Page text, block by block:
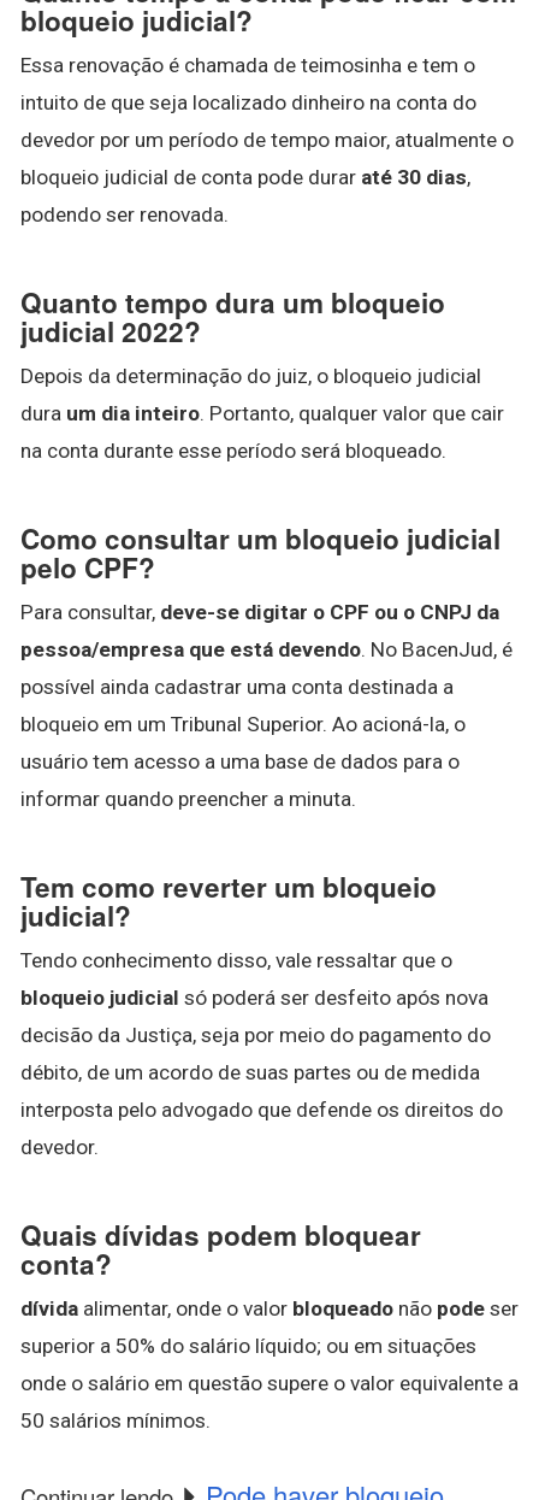
bloqueio judicial?
Essa renovação é chamada de teimosinha e tem o
intuito de que seja localizado dinheiro na conta do
devedor por um período de tempo maior, atualmente o
bloqueio judicial de conta pode durar até 30 dias,
podendo ser renovada.
Quanto tempo dura um bloqueio
judicial 2022?
Depois da determinação do juiz, o bloqueio judicial
dura um dia inteiro. Portanto, qualquer valor que cair
na conta durante esse período será bloqueado.
Como consultar um bloqueio judicial
pelo CPF?
Para consultar, deve-se digitar o CPF ou o CNPJ da
pessoa/empresa que está devendo. No BacenJud, é
possível ainda cadastrar uma conta destinada a
bloqueio em um Tribunal Superior. Ao acioná-la, o
usuário tem acesso a uma base de dados para o
informar quando preencher a minuta.
Tem como reverter um bloqueio
judicial?
Tendo conhecimento disso, vale ressaltar que o
bloqueio judicial só poderá ser desfeito após nova
decisão da Justiça, seja por meio do pagamento do
débito, de um acordo de suas partes ou de medida
interposta pelo advogado que defende os direitos do
devedor.
Quais dívidas podem bloquear
conta?
dívida alimentar, onde o valor bloqueado não pode ser
superior a 50% do salário líquido; ou em situações
onde o salário em questão supere o valor equivalente a
50 salários mínimos.